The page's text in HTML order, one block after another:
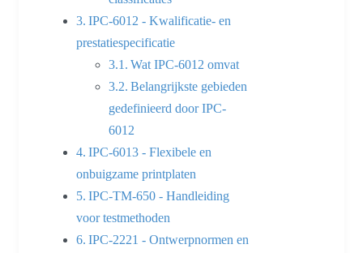
IPC-6012 - Kwalificatie- en
prestatiespecificatie
Wat IPC-6012 omvat
Belangrijkste gebieden
gedefinieerd door IPC-
6012
IPC-6013 - Flexibele en
onbuigzame printplaten
IPC-TM-650 - Handleiding
voor testmethoden
IPC-2221 - Ontwerpnormen en